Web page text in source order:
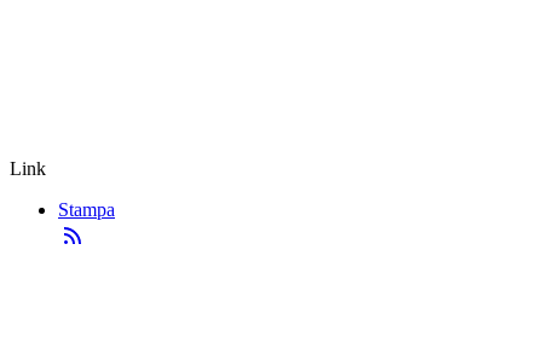
Link
Stampa